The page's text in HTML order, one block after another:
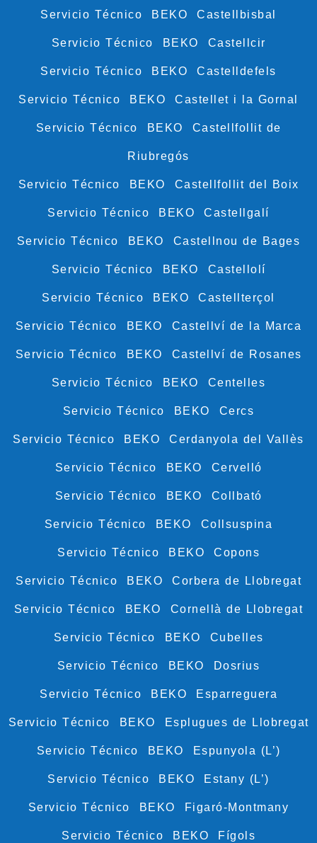
Servicio Técnico BEKO Castellbisbal
Servicio Técnico BEKO Castellcir
Servicio Técnico BEKO Castelldefels
Servicio Técnico BEKO Castellet i la Gornal
Servicio Técnico BEKO Castellfollit de
Riubregós
Servicio Técnico BEKO Castellfollit del Boix
Servicio Técnico BEKO Castellgalí
Servicio Técnico BEKO Castellnou de Bages
Servicio Técnico BEKO Castellolí
Servicio Técnico BEKO Castellterçol
Servicio Técnico BEKO Castellví de la Marca
Servicio Técnico BEKO Castellví de Rosanes
Servicio Técnico BEKO Centelles
Servicio Técnico BEKO Cercs
Servicio Técnico BEKO Cerdanyola del Vallès
Servicio Técnico BEKO Cervelló
Servicio Técnico BEKO Collbató
Servicio Técnico BEKO Collsuspina
Servicio Técnico BEKO Copons
Servicio Técnico BEKO Corbera de Llobregat
Servicio Técnico BEKO Cornellà de Llobregat
Servicio Técnico BEKO Cubelles
Servicio Técnico BEKO Dosrius
Servicio Técnico BEKO Esparreguera
Servicio Técnico BEKO Esplugues de Llobregat
Servicio Técnico BEKO Espunyola (L’)
Servicio Técnico BEKO Estany (L’)
Servicio Técnico BEKO Figaró-Montmany
Servicio Técnico BEKO Fígols